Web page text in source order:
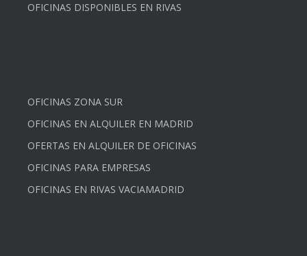
OFICINAS DISPONIBLES EN RIVAS
OFICINAS ZONA SUR
OFICINAS EN ALQUILER EN MADRID
OFERTAS EN ALQUILER DE OFICINAS
OFICINAS PARA EMPRESAS
OFICINAS EN RIVAS VACIAMADRID